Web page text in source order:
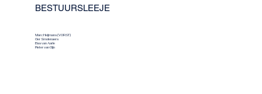
BESTUURSLEEJE
Marc Heijmans (VORST)
Ger Smolenaers
Bas van Aarle
Pieter van Gijn